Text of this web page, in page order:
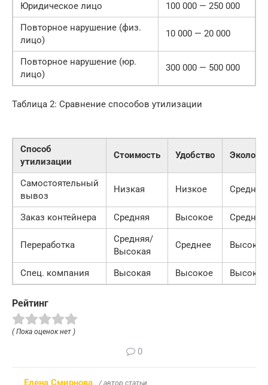
Юридическое лицо
100 000 — 250 000
Повторное нарушение (физ.
лицо)
10 000 — 20 000
Повторное нарушение (юр.
лицо)
300 000 — 500 000
Таблица 2: Сравнение способов утилизации
Способ
утилизации
Стоимость Удобство
Самостоятельный
вывоз
Низкая Низкое Средняя
Заказ контейнера Средняя Высокое Средняя
Переработка
Средняя/
Высокая
Среднее Высокая
Спец. компания Высокая Высокое Высокая
Рейтинг
( Пока оценок нет )
0
Елена Смирнова / автор статьи